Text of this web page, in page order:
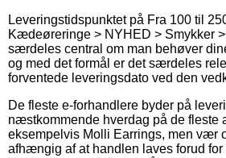
Leveringstidspunktet på Fra 100 til
Kædeøreringe > NYHED > Smykker
særdeles central om man behøver
og med det formål er det særdeles
forventede leveringsdato ved den
De fleste e-forhandlere byder på
næstkommende hverdag på de fleste
eksempelvis Molli Earrings, men vær
afhængig af at handlen laves forud for